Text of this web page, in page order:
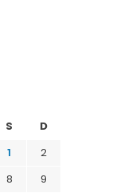
S
D
1
2
8
9